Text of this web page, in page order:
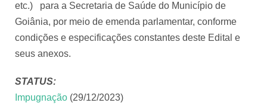
etc.) para a Secretaria de Saúde do Município de
Goiânia, por meio de emenda parlamentar, conforme
condições e especificações constantes deste Edital e
seus anexos.
STATUS:
Impugnação (29/12/2023)